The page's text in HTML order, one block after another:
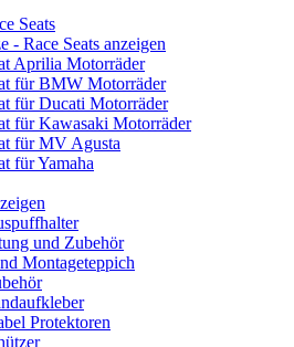
Seats
- Race Seats anzeigen
Aprilia Motorräder
für BMW Motorräder
für Ducati Motorräder
für Kawasaki Motorräder
für MV Agusta
für Yamaha
und Zubehör
Montageteppich
Protektoren